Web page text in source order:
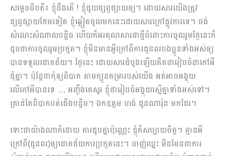
សម្ដេចធិបតី៖ ខ្ញុំដឹងតើ ! ខ្ញុំជួយផ្សព្វផ្សាយឲ្យ។ ដោយសារយើងត្រូវ
ផ្សព្វផ្សាយថែមទៀត ខ្ញុំឆ្លៀតចូលមកនេះដោយសារក្រៅផ្លូវការទេ។ ចង់
សំណេះសំណាលបន្ដិច ហើយក៏អរគុណសារជាថ្មីចំពោះការចូលរួមថ្ងៃនេះក៏
ដូចជាការចូលរួមប្រកួត។ ខ្ញុំមិនមានអ្វីក្រៅពីការជូនពរបងប្អូនទាំងអស់ឲ្យ
បានទទួលជោគជ័យ។ ថ្ងៃនេះ ដោយសារដំបូងឡើយគិតថារៀបចំជាកៅអី​
ជុំគ្នា។ ប៉ុន្ដែថាកុំឲ្យពិបាក តាមក្បួនតម្រារបស់យើង អត់អាចអង្គុយ
លើកៅអីបានទេ … អញ្ចឹងគេសួរ ខ្ញុំថារៀបចំអង្គុយស្មើគ្នាទាំងអស់ទៅ។
គ្រាន់តែពិបាកបត់ជើងបន្ដិច។ ឯកឧត្តម ហង់ ជួនណារ៉ុន មកដែរ។
ទោះជាយ៉ាងណាក៏ដោយ ការជួបគ្នាប៉ុណ្ណេះ ខ្ញុំក៏សប្បាយចិត្ត។ គ្មានអី
ក្រៅពី(ជូនពរ)ឲ្យជោគជ័យការប្រកួតនេះ។ ចាញ់ឈ្នះ មិនមែនជាការ